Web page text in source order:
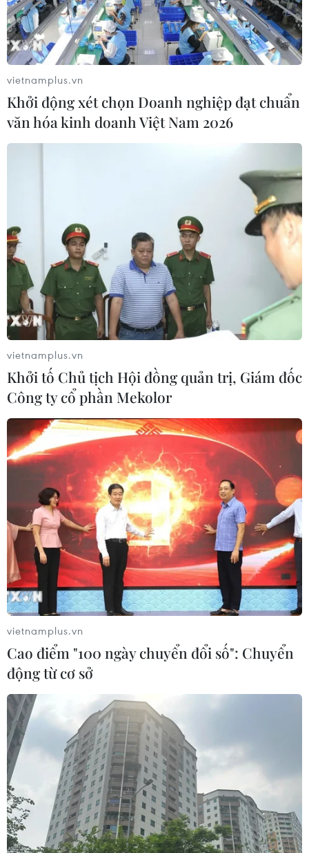
tấm biển "Chú ý, có chó," và bạn tự hỏi, những chú chó
sau tấm biển đó dữ dằn đến mức nào.
"Siêu mẫu chó" gây sốt với bộ lông dài óng
ả và dáng vẻ kiêu hãnh
23/10/2016 09:56
Trong bức ảnh, Tea ngả người trên một chiếc ghế dài,
bộ lông óng ả xõa dài ra xung quanh, che phủ hết bề
mặt chiếc ghế, ánh mắt chăm chú nhìn về một nơi xa
xăm vô định.
Chú chó dũng cảm hy sinh tính mạng để
bảo vệ cậu chủ nhỏ
24/10/2016 22:46
Một em bé 3 tuổi đã chết trong một vụ cháy nhà diễn ra
ngày 21/10 tại tiểu bang Washington, Mỹ, bên chú gấu
Teddy và chú chó cưng.
vietnamplus.vn
Khởi động xét chọn Doanh nghiệp đạt chuẩn
văn hóa kinh doanh Việt Nam 2026
vietnamplus.vn
Khởi tố Chủ tịch Hội đồng quản trị, Giám đốc
Công ty cổ phần Mekolor
vietnamplus.vn
Cao điểm "100 ngày chuyển đổi số": Chuyển
động từ cơ sở